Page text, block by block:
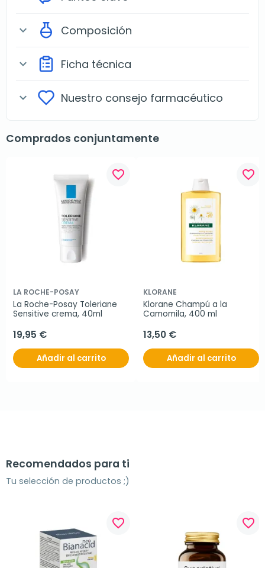
expand_more Composición
expand_more Ficha técnica
expand_more Nuestro consejo farmacéutico
Comprados conjuntamente
favorite_border
LA ROCHE-POSAY
La Roche-Posay Toleriane
Sensitive crema, 40ml
19,95 €
Añadir al carrito
favorite_border
KLORANE
Klorane Champú a la
Camomila, 400 ml
13,50 €
Añadir al carrito
Recomendados para ti
Tu selección de productos ;)
favorite_border favorite_border